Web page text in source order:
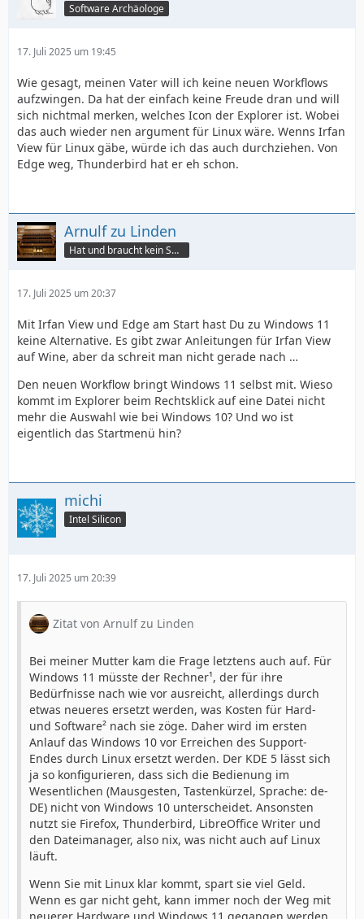
Software Archäologe
17. Juli 2025 um 19:45
Wie gesagt, meinen Vater will ich keine neuen Workflows
aufzwingen. Da hat der einfach keine Freude dran und will
sich nichtmal merken, welches Icon der Explorer ist. Wobei
das auch wieder nen argument für Linux wäre. Wenns Irfan
View für Linux gäbe, würde ich das auch durchziehen. Von
Edge weg, Thunderbird hat er eh schon.
Arnulf zu Linden
Hat und braucht kein Smartphone!
17. Juli 2025 um 20:37
Mit Irfan View und Edge am Start hast Du zu Windows 11
keine Alternative. Es gibt zwar Anleitungen für Irfan View
auf Wine, aber da schreit man nicht gerade nach …
Den neuen Workflow bringt Windows 11 selbst mit. Wieso
kommt im Explorer beim Rechtsklick auf eine Datei nicht
mehr die Auswahl wie bei Windows 10? Und wo ist
eigentlich das Startmenü hin?
michi
Intel Silicon
17. Juli 2025 um 20:39
Zitat von Arnulf zu Linden
Bei meiner Mutter kam die Frage letztens auch auf. Für
Windows 11 müsste der Rechner¹, der für ihre
Bedürfnisse nach wie vor ausreicht, allerdings durch
etwas neueres ersetzt werden, was Kosten für Hard-
und Software² nach sie zöge. Daher wird im ersten
Anlauf das Windows 10 vor Erreichen des Support-
Endes durch Linux ersetzt werden. Der KDE 5 lässt sich
ja so konfigurieren, dass sich die Bedienung im
Wesentlichen (Mausgesten, Tastenkürzel, Sprache: de-
DE) nicht von Windows 10 unterscheidet. Ansonsten
nutzt sie Firefox, Thunderbird, LibreOffice Writer und
den Dateimanager, also nix, was nicht auch auf Linux
läuft.
Wenn Sie mit Linux klar kommt, spart sie viel Geld.
Wenn es gar nicht geht, kann immer noch der Weg mit